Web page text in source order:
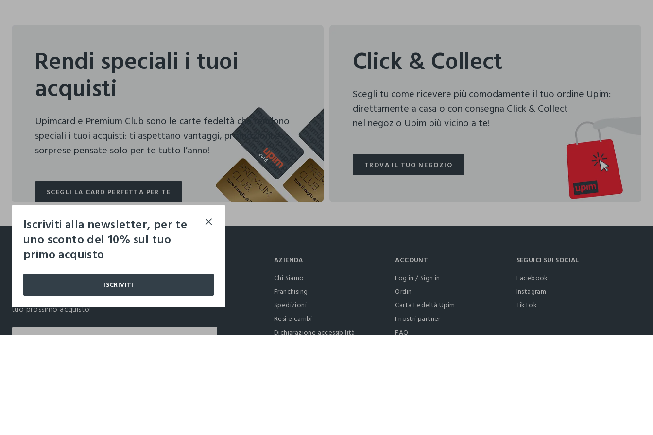
Rendi speciali i tuoi
acquisti
Upimcard e Premium Club sono le carte fedeltà che rendono
speciali i tuoi acquisti: ti aspettano vantaggi, promozioni e
sorprese pensate solo per te tutto l’anno!
SCEGLI LA CARD PERFETTA PER TE
SCEGLI LA CARD PERFETTA PER TE
Click & Collect
Scegli tu come ricevere più comodamente il tuo ordine Upim:
direttamente a casa o con consegna Click & Collect
nel negozio Upim più vicino a te!
TROVA IL TUO NEGOZIO
TROVA IL TUO NEGOZIO
Iscriviti alla newsletter, per te
uno sconto del 10% sul tuo
primo acquisto
ISCRIVITI
footer.ariatitle
Un click, un regalo:
-10% subito per te 💌
Iscriviti ora alla newsletter e ottieni il-10% di scontosul
tuo prossimo acquisto!
AZIENDA
Chi Siamo
Franchising
Spedizioni
Resi e cambi
Dichiarazione accessibilità
ACCOUNT
Log in / Sign in
Ordini
Carta Fedeltà Upim
I nostri partner
FAQ
SEGUICI SUI SOCIAL
Facebook
Instagram
TikTok